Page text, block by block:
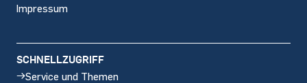
Impressum
SCHNELLZUGRIFF
Service und Themen